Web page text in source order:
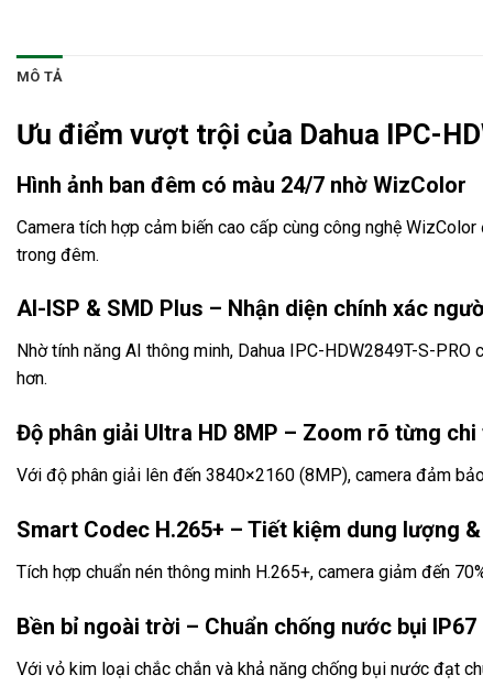
MÔ TẢ
Ưu điểm vượt trội của Dahua IPC-
Hình ảnh ban đêm có màu 24/7 nhờ WizColor
Camera tích hợp cảm biến cao cấp cùng công nghệ
trong đêm.
AI-ISP & SMD Plus – Nhận diện chính xác
Nhờ tính năng AI thông minh, Dahua IPC-HDW2849T-S-
hơn.
Độ phân giải Ultra HD 8MP – Zoom rõ từng
Với độ phân giải lên đến 3840×2160 (8MP), camera đảm
Smart Codec H.265+ – Tiết kiệm dung lượng
Tích hợp chuẩn nén thông minh H.265+, camera giảm đến
Bền bỉ ngoài trời – Chuẩn chống nước bụi IP67
Với vỏ kim loại chắc chắn và khả năng chống bụi nước đạt